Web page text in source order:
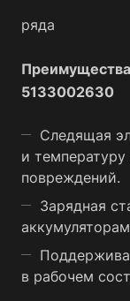
ряда
5133002630
Следящая
и
повреждений.
Зарядная
в рабочем